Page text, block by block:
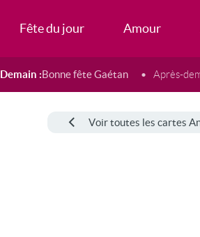
Fête du jour Amour
Demain :Bonne fête Gaétan Après-
Voir toutes les cartes